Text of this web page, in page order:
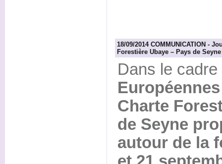
18/09/2014 COMMUNICATION -
Forestière Ubaye – Pays de Seyne
Dans le
Charte
de Seyne
autour de la